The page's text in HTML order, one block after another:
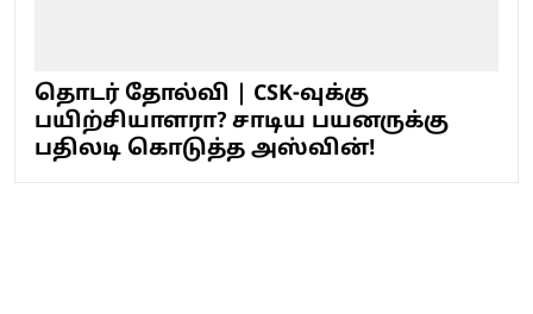
தொடர் தோல்வி | CSK-வுக்கு
பயிற்சியாளரா? சாடிய பயனருக்கு
பதிலடி கொடுத்த அஸ்வின்!